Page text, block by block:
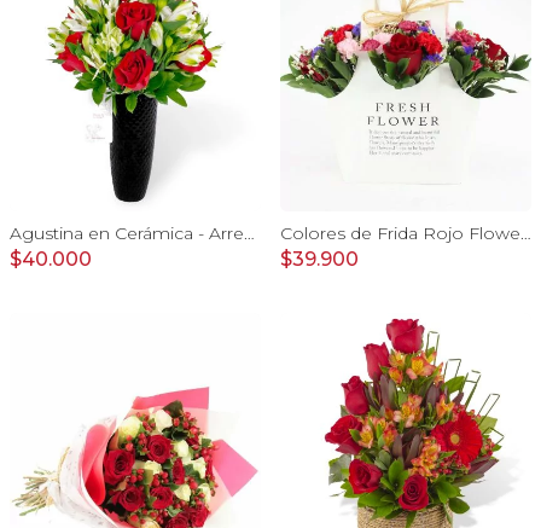
Agustina en Cerámica - Arreglo 10 rosas rojo y astromeliass
$40.000
Colores de Frida Rojo Flower Bag - Arreglo floral con rosas, claveles, estate y limonium
$39.900